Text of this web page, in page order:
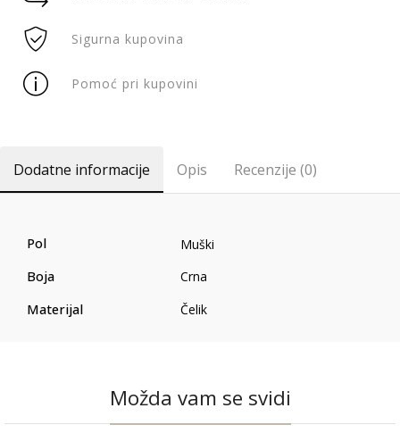
Sigurna kupovina
Pomoć pri kupovini
Dodatne informacije Opis Recenzije (0)
Pol Muški
Boja Crna
Materijal Čelik
Možda vam se svidi